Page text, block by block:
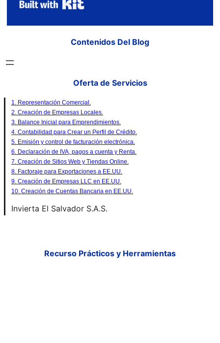
Contenidos Del Blog
Oferta de Servicios
1. Representación Comercial.
2. Creación de Empresas Locales.
3. Balance Inicial para Emprendimientos.
4. Contabilidad para Crear un Perfil de Crédito.
5. Emisión y control de facturación electrónica.
6. Declaración de IVA, pagos a cuenta y Renta.
7. Creación de Sitios Web y Tiendas Online.
8. Factoraje para Exportaciones a EE.UU.
9. Creación de Empresas LLC en EE.UU.
10. Creación de Cuentas Bancaria en EE.UU.
Invierta El Salvador S.A.S.
Recurso Prácticos y Herramientas